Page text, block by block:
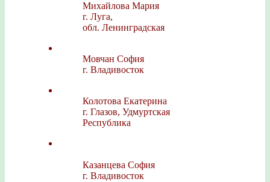
Михайлова Мария
г. Луга,
обл. Ленинградская
Мовчан София
г. Владивосток
Колотова Екатерина
г. Глазов, Удмуртская
Республика
Казанцева София
г. Владивосток